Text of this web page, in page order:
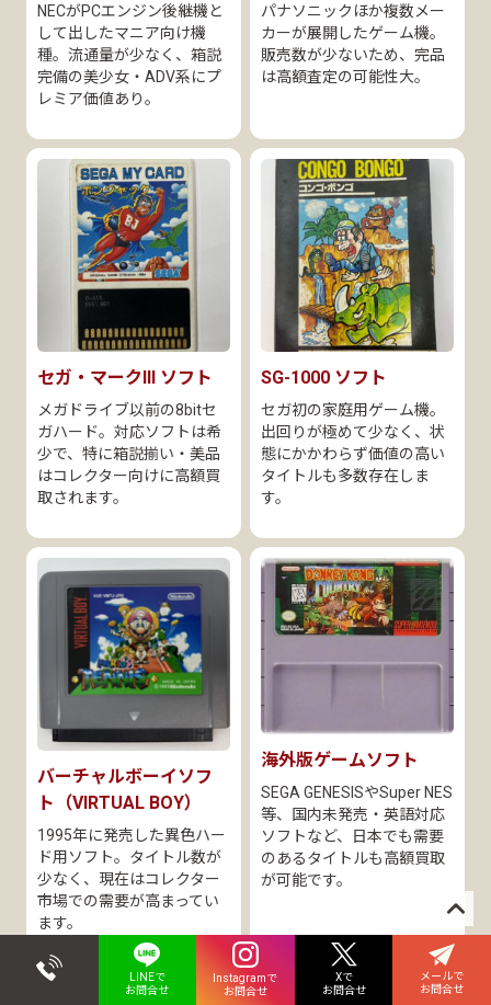
NECがPCエンジン後継機と
して出したマニア向け機
種。流通量が少なく、箱説
完備の美少女・ADV系にプ
レミア価値あり。
パナソニックほか複数メー
カーが展開したゲーム機。
販売数が少ないため、完品
は高額査定の可能性大。
セガ・マークIII ソフト
メガドライブ以前の8bitセ
ガハード。対応ソフトは希
少で、特に箱説揃い・美品
はコレクター向けに高額買
取されます。
SG-1000 ソフト
セガ初の家庭用ゲーム機。
出回りが極めて少なく、状
態にかかわらず価値の高い
タイトルも多数存在しま
す。
バーチャルボーイソフ
ト（VIRTUAL BOY）
1995年に発売した異色ハー
ド用ソフト。タイトル数が
少なく、現在はコレクター
市場での需要が高まってい
ます。
海外版ゲームソフト
SEGA GENESISやSuper NES
等、国内未発売・英語対応
ソフトなど、日本でも需要
のあるタイトルも高額買取
が可能です。
LINEで
お問合せ
Instagramで
お問合せ
Xで
お問合せ
メールで
お問合せ